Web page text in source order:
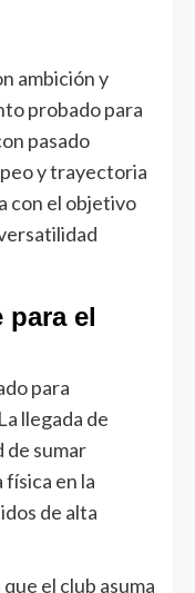
ambición y
probado para
pasado
y trayectoria
con el objetivo
para el
para
llegada de
de sumar
en la
de alta
el club asuma